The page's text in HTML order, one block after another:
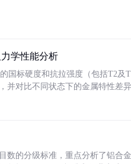
学性能分析
国标硬度和抗拉强度（包括T2及
并对比不同状态下的金属特性差
数的分级标准，重点分析了铝合